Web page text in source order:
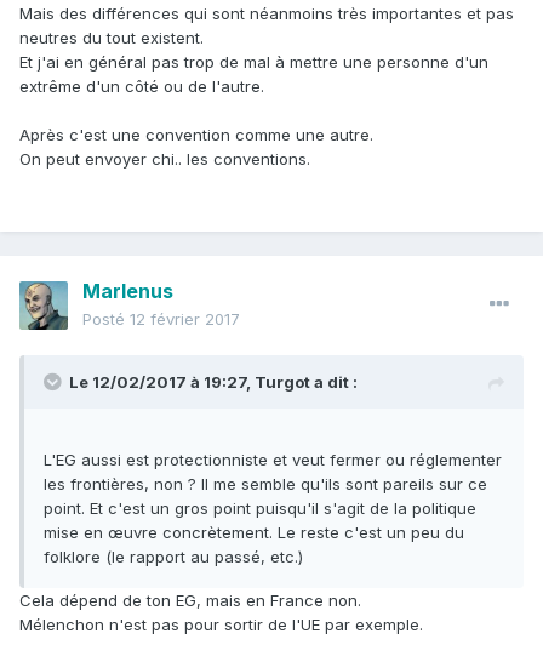
Mais des différences qui sont néanmoins très importantes et pas
neutres du tout existent.
Et j'ai en général pas trop de mal à mettre une personne d'un
extrême d'un côté ou de l'autre.
Après c'est une convention comme une autre.
On peut envoyer chi.. les conventions.
Marlenus
Posté 12 février 2017
Le 12/02/2017 à 19:27, Turgota dit :
L'EG aussi est protectionniste et veut fermer ou réglementer
les frontières, non ? Il me semble qu'ils sont pareils sur ce
point. Et c'est un gros point puisqu'il s'agit de la politique
mise en œuvre concrètement. Le reste c'est un peu du
folklore (le rapport au passé, etc.)
Cela dépend de ton EG, mais en France non.
Mélenchon n'est pas pour sortir de l'UE par exemple.